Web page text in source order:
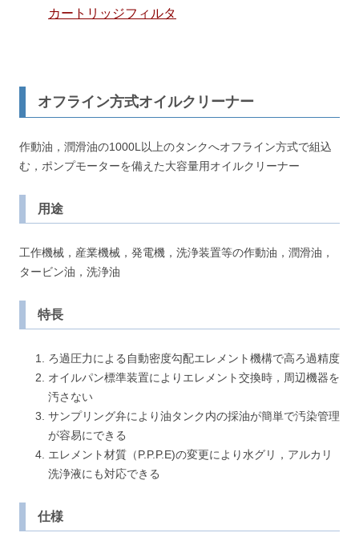
カートリッジフィルタ
オフライン方式オイルクリーナー
作動油，潤滑油の1000L以上のタンクへオフライン方式で組込
む，ポンプモーターを備えた大容量用オイルクリーナー
用途
工作機械，産業機械，発電機，洗浄装置等の作動油，潤滑油，
タービン油，洗浄油
特長
ろ過圧力による自動密度勾配エレメント機構で高ろ過精度
オイルパン標準装置によりエレメント交換時，周辺機器を
汚さない
サンプリング弁により油タンク内の採油が簡単で汚染管理
が容易にできる
エレメント材質（P.P.P.E)の変更により水グリ，アルカリ
洗浄液にも対応できる
仕様